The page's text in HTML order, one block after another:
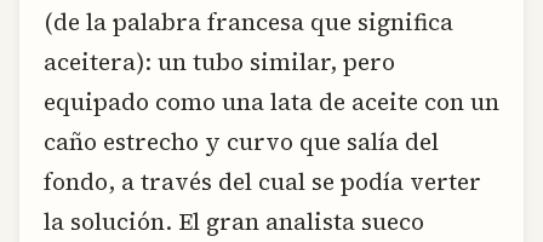
(de la palabra francesa que significa
aceitera): un tubo similar, pero
equipado como una lata de aceite con un
caño estrecho y curvo que salía del
fondo, a través del cual se podía verter
la solución. El gran analista sueco